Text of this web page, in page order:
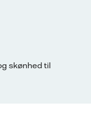
skønhed til